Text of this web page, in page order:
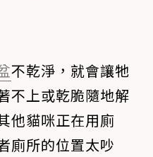
不乾淨，就會讓牠
不上或乾脆隨地解
他貓咪正在用廁
廁所的位置太吵